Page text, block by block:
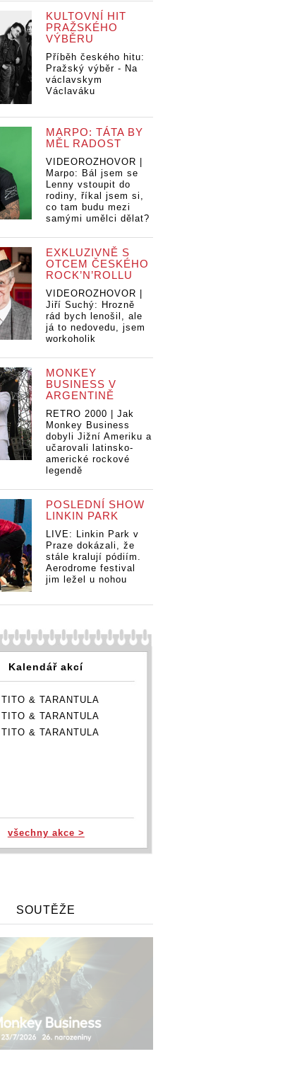
LIVE: Čechomor
dostihovou
Lucie Bílá
dojímala
hlasem a
pokorou
KULTOVNÍ HIT
PRAŽSKÉHO
VÝBĚRU
Příběh českého hitu:
Pražský výběr - Na
václavskym
Václaváku
MARPO: TÁTA BY
MĚL RADOST
VIDEOROZHOVOR |
Marpo: Bál jsem se
Lenny vstoupit do
rodiny, říkal jsem si,
co tam budu mezi
samými umělci dělat?
EXKLUZIVNĚ S
OTCEM ČESKÉHO
ROCK’N’ROLLU
VIDEOROZHOVOR |
Jiří Suchý: Hrozně
rád bych lenošil, ale
já to nedovedu, jsem
workoholik
MONKEY
BUSINESS V
ARGENTINĚ
RETRO 2000 | Jak
Monkey Business
dobyli Jižní Ameriku a
učarovali latinsko-
americké rockové
legendě
POSLEDNÍ SHOW
LINKIN PARK
LIVE: Linkin Park v
Praze dokázali, že
stále kralují pódiím.
Aerodrome festival
jim ležel u nohou
Kalendář akcí
TITO & TARANTULA
TITO & TARANTULA
TITO & TARANTULA
všechny akce >
SOUTĚŽE